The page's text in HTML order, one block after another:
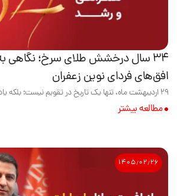
۳۴ سال درخشش طلای سرخ؛ نگاهی
افق‌های فردای نوین زعفران
۲۹ اردیبهشت ماه، تنها یک تاریخ در تقویم نیست؛ بلکه یادآور آغاز سفری است ...
مطالعه بیشتر
۱۴۰۵٫۰۲٫۲۶